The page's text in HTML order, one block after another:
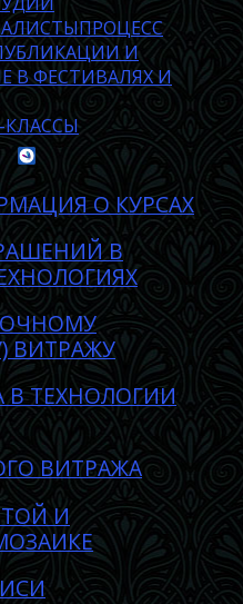
ПРОЦЕСС
И
В ФЕСТИВАЛЯХ И
КЛАССЫ
О КУРСАХ
В
ВИТРАЖУ
В ТЕХНОЛОГИИ
ВИТРАЖА
И